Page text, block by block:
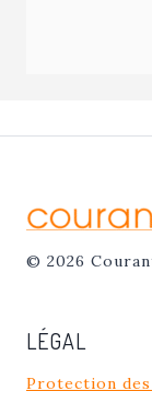
© 2026
LÉGAL
Protection des